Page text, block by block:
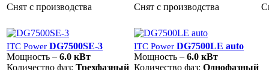
Снят с производства
Снят с производства
ITC Power DG7500SE-3
Мощность – 6.0 кВт
Количество фаз: Трехфазный
ITC Power DG7500LE auto
Мощность – 6.0 кВт
Количество фаз: Однофазный